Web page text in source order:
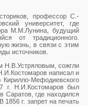
профессор С.-
университет, где
М.М.Лунина, будущий
от традиционного.
жизнь, в связи с этим
источников.
Н.В.Устряловым, сожгли
написал и
Мефодиевского
г. Н.И.Костомаров был
Саратов, где находился
г. запрет на печать